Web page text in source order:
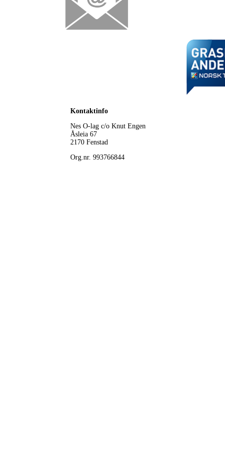
Kontaktinfo
Nes O-lag c/o Knut Engen
Åsleia 67
2170 Fenstad
Org.nr. 993766844